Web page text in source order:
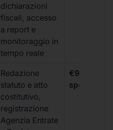
dichiarazioni
fiscali, accesso
a report e
monitoraggio in
tempo reale
Redazione
statuto e atto
costitutivo,
registrazione
Agenzia Entrate
€99 + IVA
spese